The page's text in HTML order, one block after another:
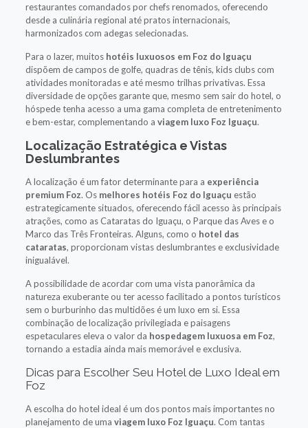
restaurantes comandados por chefs renomados, oferecendo
desde a culinária regional até pratos internacionais,
harmonizados com adegas selecionadas.
Para o lazer, muitos hotéis luxuosos em Foz do Iguaçu
dispõem de campos de golfe, quadras de tênis, kids clubs com
atividades monitoradas e até mesmo trilhas privativas. Essa
diversidade de opções garante que, mesmo sem sair do hotel, o
hóspede tenha acesso a uma gama completa de entretenimento
e bem-estar, complementando a viagem luxo Foz Iguaçu.
Localização Estratégica e Vistas
Deslumbrantes
A localização é um fator determinante para a experiência
premium Foz. Os melhores hotéis Foz do Iguaçu estão
estrategicamente situados, oferecendo fácil acesso às principais
atrações, como as Cataratas do Iguaçu, o Parque das Aves e o
Marco das Três Fronteiras. Alguns, como o hotel das
cataratas, proporcionam vistas deslumbrantes e exclusividade
inigualável.
A possibilidade de acordar com uma vista panorâmica da
natureza exuberante ou ter acesso facilitado a pontos turísticos
sem o burburinho das multidões é um luxo em si. Essa
combinação de localização privilegiada e paisagens
espetaculares eleva o valor da hospedagem luxuosa em Foz,
tornando a estadia ainda mais memorável e exclusiva.
Dicas para Escolher Seu Hotel de Luxo Ideal em
Foz
A escolha do hotel ideal é um dos pontos mais importantes no
planejamento de uma viagem luxo Foz Iguaçu. Com tantas